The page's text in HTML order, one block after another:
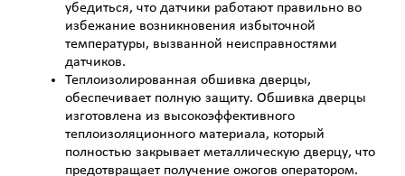
убедиться, что датчики работают правильно во
избежание возникновения избыточной
температуры, вызванной неисправностями
датчиков.
Теплоизолированная обшивка дверцы,
обеспечивает полную защиту. Обшивка дверцы
изготовлена из высокоэффективного
теплоизоляционного материала, который
полностью закрывает металлическую дверцу, что
предотвращает получение ожогов оператором.